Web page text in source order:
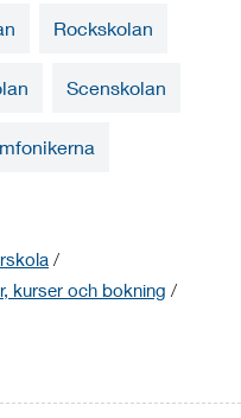
Rockskolan
Scenskolan
/
kurser och bokning /